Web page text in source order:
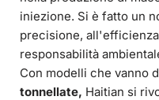
iniezione. Si è fatto un
precisione,
responsabilità
Con modelli che vanno
tonnellate, Haitian si